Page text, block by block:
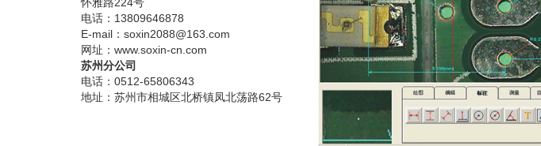
电话：13809646878
E-mail：soxin2088@163.com
网址：www.soxin-cn.com
苏州分公司
电话：0512-65806343
地址：苏州市相城区北桥镇凤北荡路62号